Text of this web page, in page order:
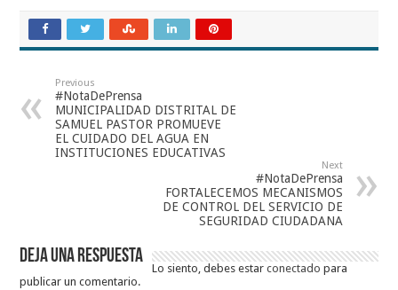
Previous
#NotaDePrensa
MUNICIPALIDAD DISTRITAL DE
SAMUEL PASTOR PROMUEVE
EL CUIDADO DEL AGUA EN
INSTITUCIONES EDUCATIVAS
Next
#NotaDePrensa
FORTALECEMOS MECANISMOS
DE CONTROL DEL SERVICIO DE
SEGURIDAD CIUDADANA
Deja una respuesta
Lo siento, debes estarconectado para
publicar un comentario.